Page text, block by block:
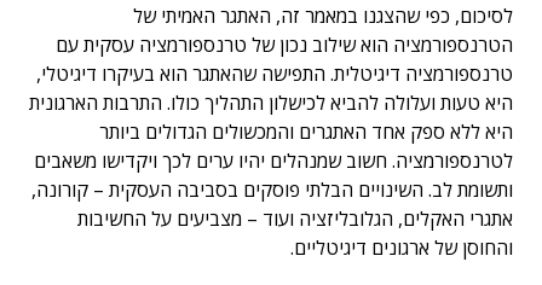
לסיכום, כפי שהצגנו במאמר זה, האתגר האמיתי של
הטרנספורמציה הוא שילוב נכון של טרנספורמציה עסקית עם
טרנספורמציה דיגיטלית. התפישה שהאתגר הוא בעיקרו דיגיטלי,
היא טעות ועלולה להביא לכישלון התהליך כולו. התרבות הארגונית
היא ללא ספק אחד האתגרים והמכשולים הגדולים ביותר
לטרנספורמציה. חשוב שמנהלים יהיו ערים לכך ויקדישו משאבים
ותשומת לב. השינויים הבלתי פוסקים בסביבה העסקית – קורונה,
אתגרי האקלים, הגלובליזציה ועוד – מצביעים על החשיבות
והחוסן של ארגונים דיגיטליים.